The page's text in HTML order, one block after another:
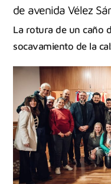
de avenida Vélez
La rotura de un caño
socavamiento de la